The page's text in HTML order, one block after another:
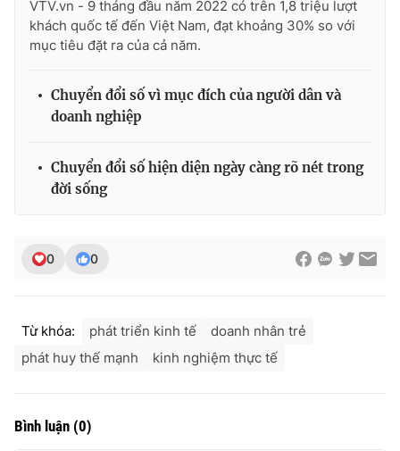
THỜI BÁO VTV
Theo dõi báo trên
Cơ quan báo chí:
Phó Tổng Biên tập:
Nguyễn Trọng Ninh
Email:toasoan@vtv.vn
VTV.vn - 9 tháng đầu năm 2022 có trên 1,8 triệu lượt
khách quốc tế đến Việt Nam, đạt khoảng 30% so với
mục tiêu đặt ra của cả năm.
Chuyển đổi số vì mục đích của người dân và
doanh nghiệp
Chuyển đổi số hiện diện ngày càng rõ nét trong
đời sống
0 0
Từ khóa: phát triển kinh tế
doanh nhân trẻ
phát huy thế mạnh
kinh nghiệm thực tế
Bình luận (0)